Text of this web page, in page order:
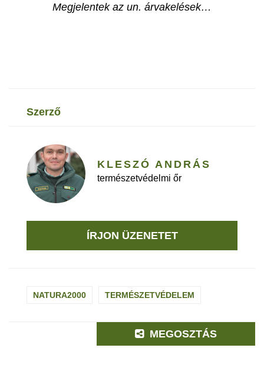
Megjelentek az un. árvakelések…
szerző
KLESZÓ ANDRÁS
természetvédelmi őr
ÍRJON ÜZENETET
NATURA2000 TERMÉSZETVÉDELEM
MEGOSZTÁS